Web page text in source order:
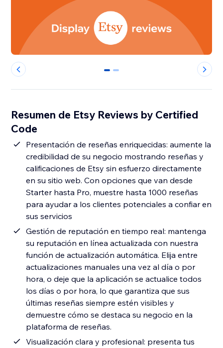
0 1
Resumen de Etsy Reviews by Certified
Code
Presentación de reseñas enriquecidas: aumente la
credibilidad de su negocio mostrando reseñas y
calificaciones de Etsy sin esfuerzo directamente
en su sitio web. Con opciones que van desde
Starter hasta Pro, muestre hasta 1000 reseñas
para ayudar a los clientes potenciales a confiar en
sus servicios
Gestión de reputación en tiempo real: mantenga
su reputación en línea actualizada con nuestra
función de actualización automática. Elija entre
actualizaciones manuales una vez al día o por
hora, o deje que la aplicación se actualice todos
los días o por hora, lo que garantiza que sus
últimas reseñas siempre estén visibles y
demuestre cómo se destaca su negocio en la
plataforma de reseñas.
Visualización clara y profesional: presenta tus